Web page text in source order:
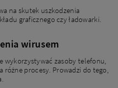
na skutek uszkodzenia
graficznego czy ładowarki.
wirusem
wykorzystywać zasoby telefonu,
różne procesy. Prowadzi do tego,